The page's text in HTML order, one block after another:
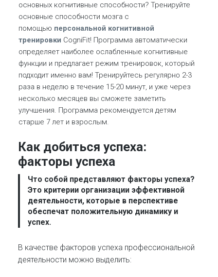
основных когнитивные способности? Тренируйте
основные способности мозга с
помощью персональной когнитивной
тренировки CogniFit! Программа автоматически
определяет наиболее ослабленные когнитивные
функции и предлагает режим тренировок, который
подходит именно вам! Тренируйтесь регулярно 2-3
раза в неделю в течение 15-20 минут, и уже через
несколько месяцев вы сможете заметить
улучшения. Программа рекомендуется детям
старше 7 лет и взрослым.
Как добиться успеха:
факторы успеха
Что собой представляют факторы успеха?
Это критерии организации эффективной
деятельности, которые в перспективе
обеспечат положительную динамику и
успех.
В качестве факторов успеха профессиональной
деятельности можно выделить: